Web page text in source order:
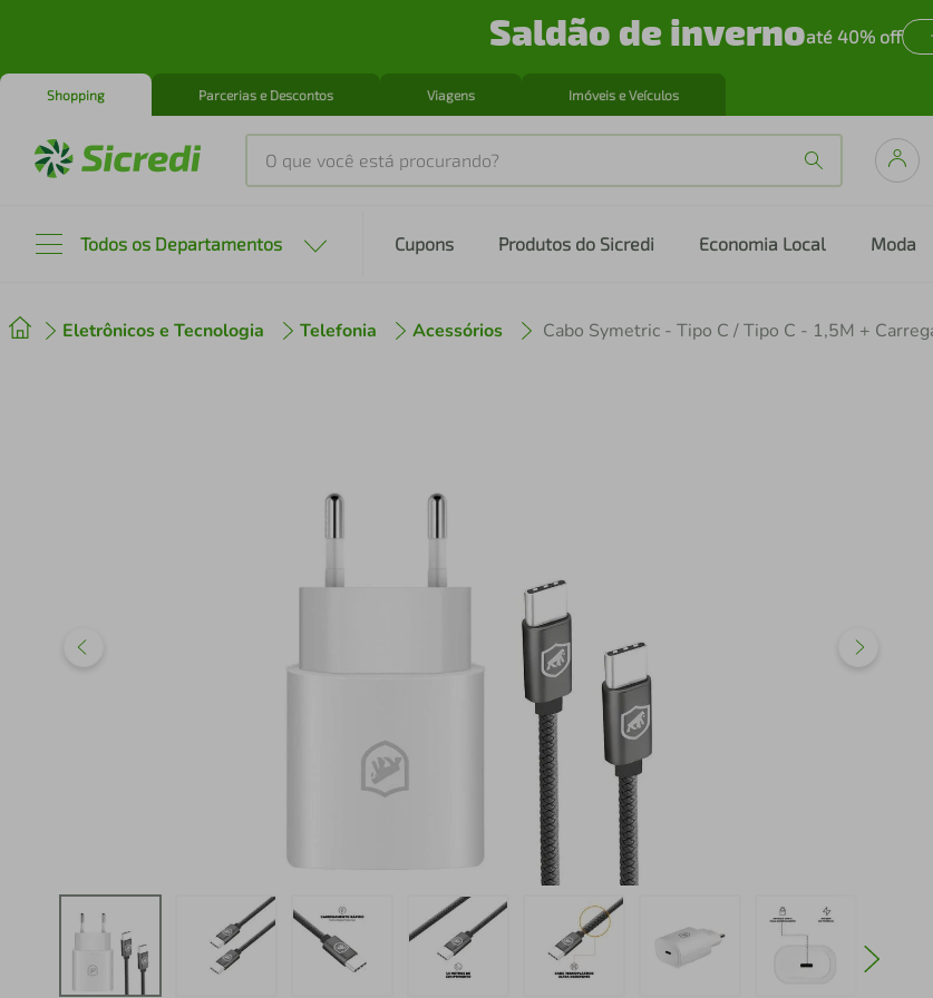
Saldão de invernoaté 40% off
Shopping Parcerias e Descontos Viagens Imóveis e Veículos
O que você está procurando?
Todos os Departamentos Cupons Produtos do Sicredi Economia Local Moda
Eletrônicos e Tecnologia Telefonia Acessórios
2º cafeteira